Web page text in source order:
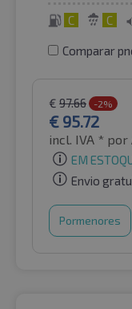
C C
Comparar
€ 97.66 -2%
€ 95.72
incl. IVA * por
EM
Envio
Pormenores